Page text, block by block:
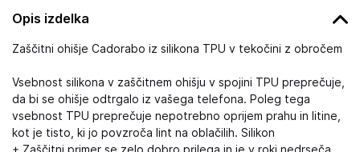
Opis izdelka
Zaščitni ohišje Cadorabo iz silikona TPU v tekočini z obročem
Vsebnost silikona v zaščitnem ohišju v spojini TPU preprečuje,
da bi se ohišje odtrgalo iz vašega telefona. Poleg tega
vsebnost TPU preprečuje nepotrebno oprijem prahu in litine,
kot je tisto, ki jo povzroča lint na oblačilih. Silikon